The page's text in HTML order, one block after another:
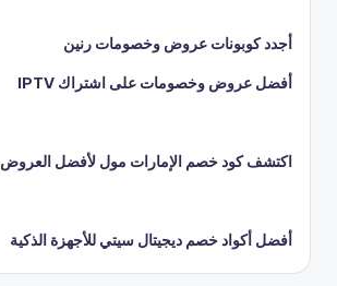
أجدد كوبونات عروض وخصومات رنين
أفضل عروض وخصومات على اشتراك IPTV
اكتشف كود خصم الإمارات مول لأفضل العروض
أفضل أكواد خصم ديجيتال سيتي للأجهزة الذكية